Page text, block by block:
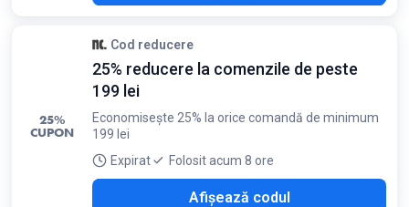
25%
CUPON
Cod reducere
25% reducere la comenzile de peste
199 lei
Economisește 25% la orice comandă de minimum
199 lei
Expirat
Folosit acum 8 ore
Afișează codul